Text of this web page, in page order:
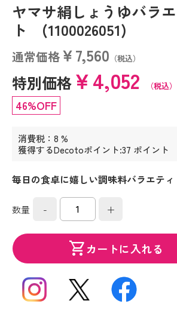
ヤマサ絹しょうゆバラ
ト (1100026051)
通常価格￥7,560 （税込）
特別価格￥4,052 （税込）
46%OFF
消費税：8 %
獲得するDecotoポイント:37 ポイント
毎日の食卓に嬉しい調味料バラエティ
数量 - +
shopping_cartカートに入れる